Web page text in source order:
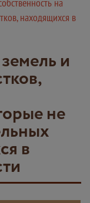
находящихся в
и
не
в